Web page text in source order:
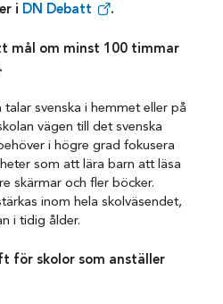
i DN Debatt .
mål om minst 100 timmar
talar svenska i hemmet eller på
vägen till det svenska
i högre grad fokusera
som att lära barn att läsa
skärmar och fler böcker.
inom hela skolväsendet,
i tidig ålder.
för skolor som anställer